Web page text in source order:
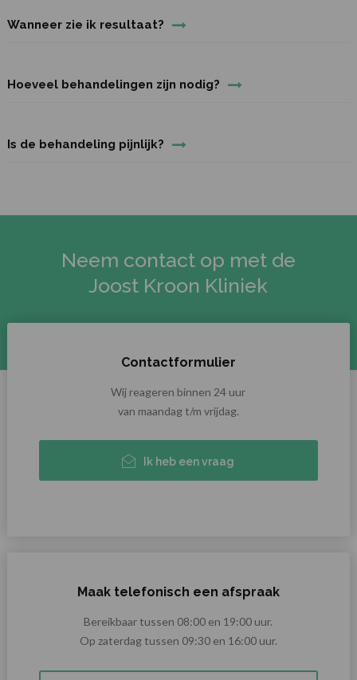
Wanneer zie ik resultaat?
Hoeveel behandelingen zijn nodig?
Is de behandeling pijnlijk?
Neem contact op met de
Joost Kroon Kliniek
Contactformulier
Wij reageren binnen 24 uur
van maandag t/m vrijdag.
Ik heb een vraag
Maak telefonisch een afspraak
Bereikbaar tussen 08:00 en 19:00 uur.
Op zaterdag tussen 09:30 en 16:00 uur.